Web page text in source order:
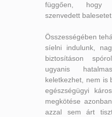
függően, hogy
szenvedett balesetet.
Összességében
síelni indulunk,
biztosításon
ugyanis
keletkezhet, nem is
egészségügyi
megkötése
azzal sem árt